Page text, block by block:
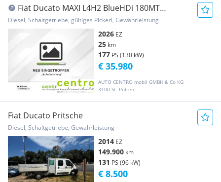
Fiat Ducato MAXI L4H2 BlueHDi 180MT
Schwingsitz Transporter / Kastenwagen
Diesel, Schaltgetriebe, gültiges Pickerl, Gewährleistung
2026 EZ
25 km
177 PS (130 kW)
AUTO CENTRO mobil GMBH & Co KG
3100 St. Pölten
€ 35.980
Fiat Ducato Pritsche
Diesel, Schaltgetriebe, Gewährleistung
2014 EZ
149.900 km
131 PS (96 kW)
€ 8.500